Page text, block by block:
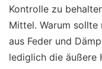
Kontrolle zu
Mittel. Warum sollte
aus Feder und
lediglich die äußere